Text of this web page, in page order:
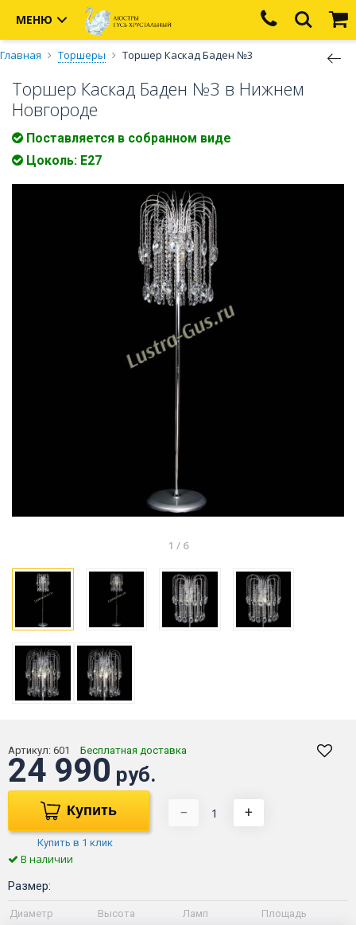
МЕНЮ
Главная Торшеры Торшер Каскад Баден №3
Торшер Каскад Баден №3 в Нижнем
Новгороде
Поставляется в собранном виде
Цоколь: E27
1 / 6
Артикул: 601 Бесплатная доставка
24 990 руб.
Купить
Купить в 1 клик
− +
В наличии
Размер:
Диаметр Высота Ламп Площадь